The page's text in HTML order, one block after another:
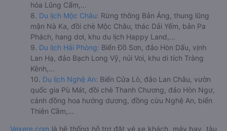
hóa Lũng Cẩm,...
8. Du lịch Mộc Châu: Rừng thông Bản Áng, thung lũng
mận Nà Ka, đồi chè Mộc Châu, thác Dải Yếm, bản Pa
Phách, hang dơi, khu du lịch Happy Land,...
9. Du lịch Hải Phòng: Biển Đồ Sơn, đảo Hòn Dấu, vịnh
Lan Hạ, đảo Bạch Long Vỹ, núi Voi, khu di tích Tràng
Kênh,...
10. Du lịch Nghệ An: Biển Cửa Lò, đảo Lan Châu, vườn
quốc gia Pù Mát, đồi chè Thanh Chương, đảo Hòn Ngư,
cánh đồng hoa hướng dương, đồng cừu Nghệ An, biển
Thiên Cầm,...
Vexere.com là hệ thống hỗ trợ đặt vé xe khách, máy bay, tàu